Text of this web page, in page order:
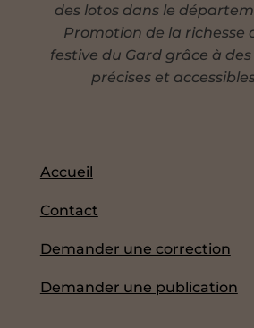
des lotos dans le
Promotion de la richesse
festive du Gard grâce à
précises et
Accueil
Contact
Demander une correction
Demander une publication